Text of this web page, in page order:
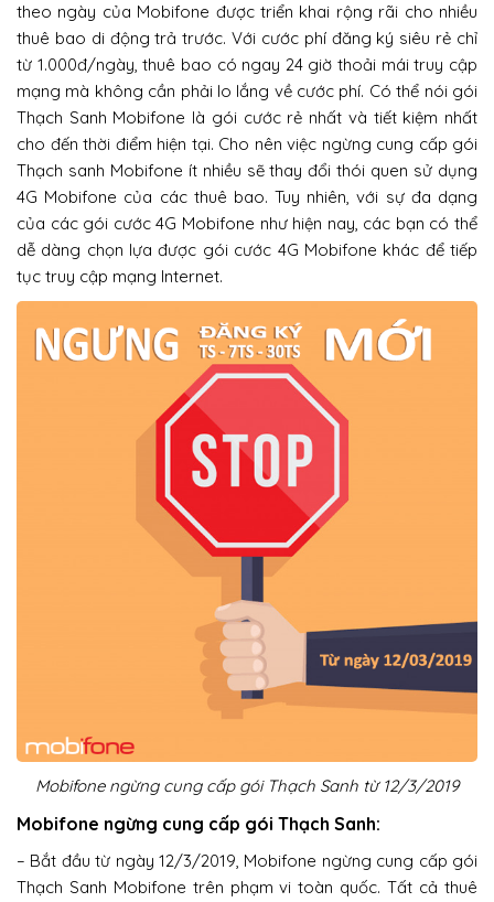
theo ngày của Mobifone được triển khai rộng rãi cho nhiều
thuê bao di động trả trước. Với cước phí đăng ký siêu rẻ chỉ
từ 1.000đ/ngày, thuê bao có ngay 24 giờ thoải mái truy cập
mạng mà không cần phải lo lắng về cước phí. Có thể nói gói
Thạch Sanh Mobifone là gói cước rẻ nhất và tiết kiệm nhất
cho đến thời điểm hiện tại. Cho nên việc ngừng cung cấp gói
Thạch sanh Mobifone ít nhiều sẽ thay đổi thói quen sử dụng
4G Mobifone của các thuê bao. Tuy nhiên, với sự đa dạng
của các gói cước 4G Mobifone như hiện nay, các bạn có thể
dễ dàng chọn lựa được gói cước 4G Mobifone khác để tiếp
tục truy cập mạng Internet.
Mobifone ngừng cung cấp gói Thạch Sanh từ 12/3/2019
Mobifone ngừng cung cấp gói Thạch Sanh:
– Bắt đầu từ ngày 12/3/2019, Mobifone ngừng cung cấp gói
Thạch Sanh Mobifone trên phạm vi toàn quốc. Tất cả thuê